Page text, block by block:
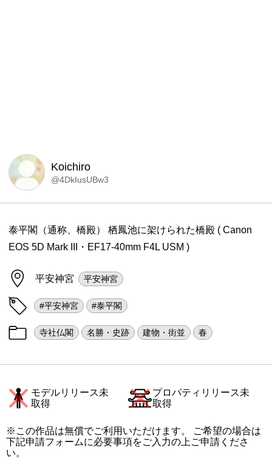
Koichiro
@4DkIusUBw3
泰平閣（通称、橋殿） 栖鳳池に架けられた橋殿 ( Canon
EOS 5D Mark III・EF17-40mm F4L USM )
平安神宮 平安神宮
#平安神宮 #泰平閣
寺社仏閣 名勝・史跡 建物・街並 春
モデルリリース未
取得
プロパティリリース未
取得
※この作品は無償でご利用いただけます。 ご希望の場合は
下記申請フォームに必要事項をご入力の上ご申請くださ
い。